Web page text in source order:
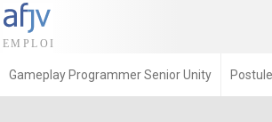
Gameplay Programmer Senior Unity